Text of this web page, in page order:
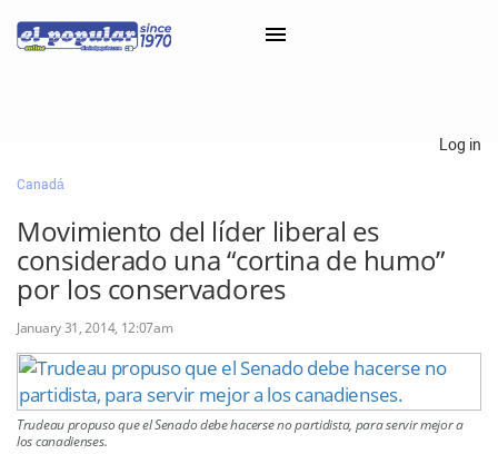
Classifieds
Categorías
Iniciar sesión con Clascal
Log in
Canadá
Movimiento del líder liberal es
considerado una “cortina de humo”
por los conservadores
January 31, 2014, 12:07am
Trudeau propuso que el Senado debe hacerse no partidista, para servir mejor a
los canadienses.